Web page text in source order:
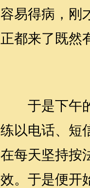
容易得病，刚
正都来了既然
于是下午的
练以电话、短
在每天坚持按
效。于是便开